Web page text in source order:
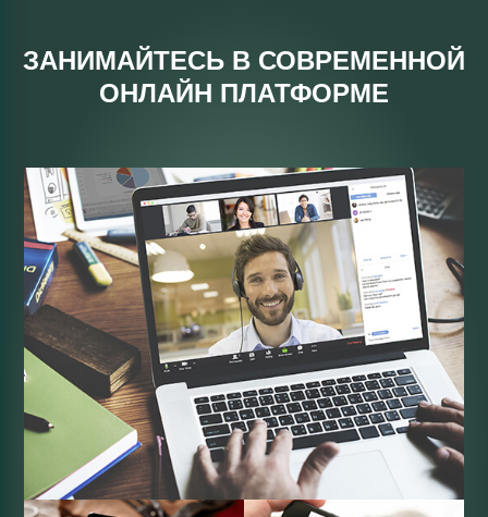
ЗАНИМАЙТЕСЬ В СОВРЕМЕННОЙ
ОНЛАЙН ПЛАТФОРМЕ